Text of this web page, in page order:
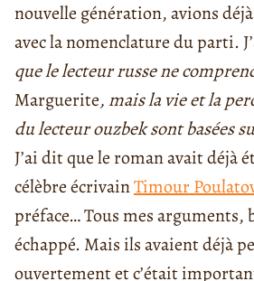
nouvelle génération, avions
avec la nomenclature du parti.
que le lecteur russe ne
Marguerite, mais la vie et la
du lecteur ouzbek sont basées
J’ai dit que le roman avait déjà
célèbre écrivainTimour
préface… Tous mes arguments,
échappé. Mais ils avaient déjà
ouvertement et c’était